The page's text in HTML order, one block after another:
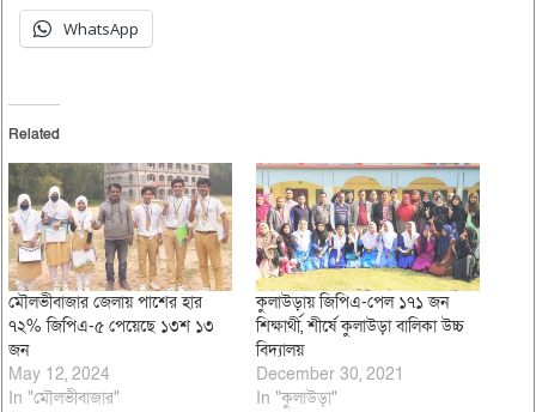
WhatsApp
Related
মৌলভীবাজার জেলায় পাশের হার
৭২% জিপিএ-৫ পেয়েছে ১৩শ ১৩
জন
May 12, 2024
In "মৌলভীবাজার"
কুলাউড়ায় জিপিএ-পেল ১৭১ জন
শিক্ষার্থী, শীর্ষে কুলাউড়া বালিকা উচ্চ
বিদ্যালয়
December 30, 2021
In "কুলাউড়া"